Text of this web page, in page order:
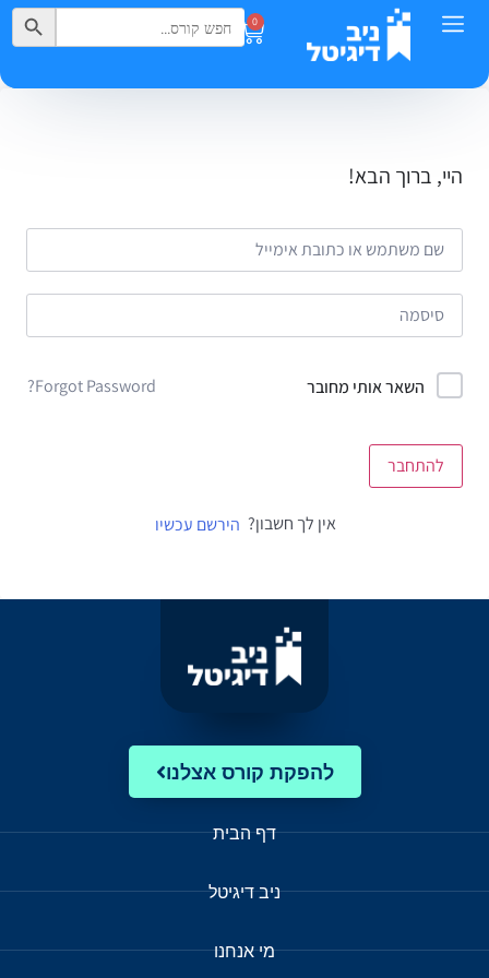
0
Search
for:
Search Button
היי, ברוך הבא!
השאר אותי מחובר Forgot Password?
להתחבר
אין לך חשבון? הירשם עכשיו
להפקת קורס אצלנו
דף הבית
ניב דיגיטל
מי אנחנו